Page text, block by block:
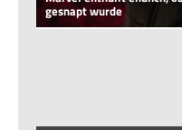
gesnapt wurde